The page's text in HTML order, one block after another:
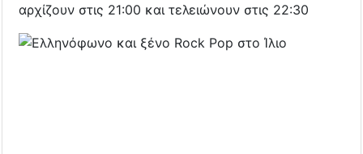
αρχίζουν στις 21:00 και τελειώνουν στις 22:30